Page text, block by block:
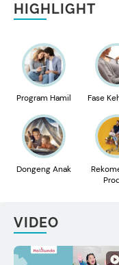
HIGHLIGHT
Program Hamil Fase
Dongeng Anak
VIDEO